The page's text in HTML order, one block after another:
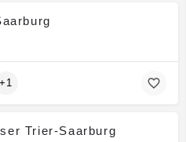
+1
Trier-Saarburg